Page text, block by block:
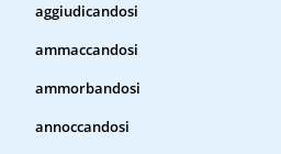
aggiudicandosi
ammaccandosi
ammorbandosi
annoccandosi